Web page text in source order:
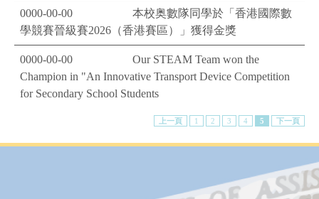
0000-00-00
本校奥數隊同學於「香港國際數
學競賽晉級賽2026（香港賽區）」獲得金獎
0000-00-00
Our STEAM Team won the
Champion in "An Innovative Transport Device Competition
for Secondary School Students
上一頁 1 2 3 4 5 下一頁